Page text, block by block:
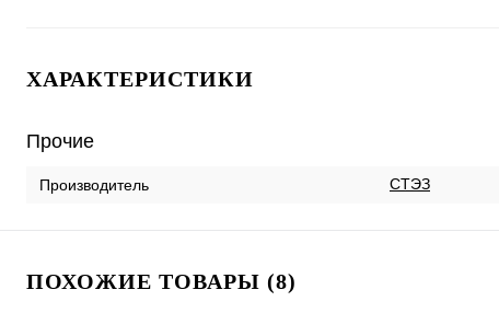
ХАРАКТЕРИСТИКИ
Прочие
Производитель СТЭЗ
ПОХОЖИЕ ТОВАРЫ (8)